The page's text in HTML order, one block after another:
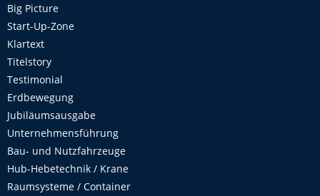
Big Picture
Start-Up-Zone
Klartext
Titelstory
Testimonial
Erdbewegung
Jubiläumsausgabe
Unternehmensführung
Bau- und Nutzfahrzeuge
Hub-Hebetechnik / Krane
Raumsysteme / Container